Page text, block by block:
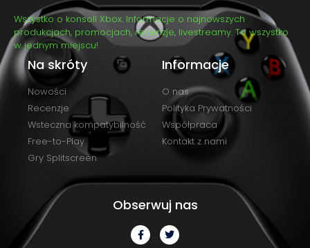
Wszystko o konsoli Xbox. Informacje o najnowszych
produkcjach, promocjach, recenzje, livestreamy. To wszystko
w jednym miejscu!
Na skróty
Nowości
Recenzje
Wsteczna kompatybilność
Free-to-Play
Gry Splitscreen
Informacje
O nas
Polityka Prywatności
Współpraca
Kontakt z nami
Obserwuj nas